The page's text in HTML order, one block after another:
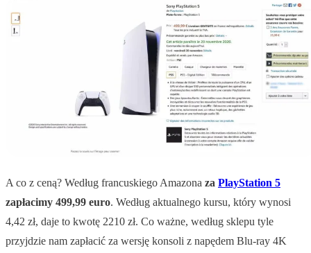
A co z ceną? Według francuskiego Amazona za PlayStation 5
zapłacimy 499,99 euro. Według aktualnego kursu, który wynosi
4,42 zł, daje to kwotę 2210 zł. Co ważne, według sklepu tyle
przyjdzie nam zapłacić za wersję konsoli z napędem Blu-ray 4K